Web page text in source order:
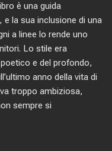
è una guida
la sua inclusione di una
a linee lo rende uno
Lo stile era
e del profondo,
anno della vita di
troppo ambiziosa,
sempre si